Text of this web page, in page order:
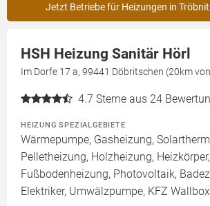
Jetzt Betriebe für Heizungen in
HSH Heizung Sanitär Hörl
Im Dorfe 17 a, 99441 Döbritschen (20km
4.7 Sterne aus 24
HEIZUNG SPEZIALGEBIETE
Wärmepumpe, Gasheizung,
Pelletheizung, Holzheizung, Heizkörper,
Fußbodenheizung, Photovoltaik,
Elektriker, Umwälzpumpe, KFZ